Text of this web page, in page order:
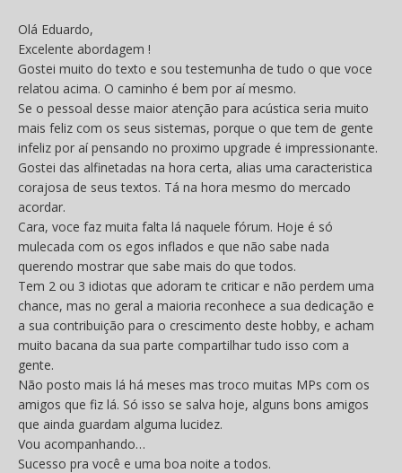
Olá Eduardo,
Excelente abordagem !
Gostei muito do texto e sou testemunha de tudo o que voce
relatou acima. O caminho é bem por aí mesmo.
Se o pessoal desse maior atenção para acústica seria muito
mais feliz com os seus sistemas, porque o que tem de gente
infeliz por aí pensando no proximo upgrade é impressionante.
Gostei das alfinetadas na hora certa, alias uma caracteristica
corajosa de seus textos. Tá na hora mesmo do mercado
acordar.
Cara, voce faz muita falta lá naquele fórum. Hoje é só
mulecada com os egos inflados e que não sabe nada
querendo mostrar que sabe mais do que todos.
Tem 2 ou 3 idiotas que adoram te criticar e não perdem uma
chance, mas no geral a maioria reconhece a sua dedicação e
a sua contribuição para o crescimento deste hobby, e acham
muito bacana da sua parte compartilhar tudo isso com a
gente.
Não posto mais lá há meses mas troco muitas MPs com os
amigos que fiz lá. Só isso se salva hoje, alguns bons amigos
que ainda guardam alguma lucidez.
Vou acompanhando…
Sucesso pra você e uma boa noite a todos.